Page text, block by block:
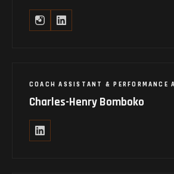
COACH ASSISTANT & PERFORMANCE
Charles-Henry Bomboko